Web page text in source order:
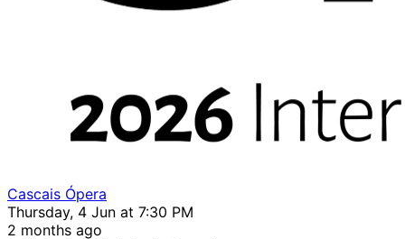
Cascais Ópera
Thursday, 4 Jun at 7:30 PM
2 months ago